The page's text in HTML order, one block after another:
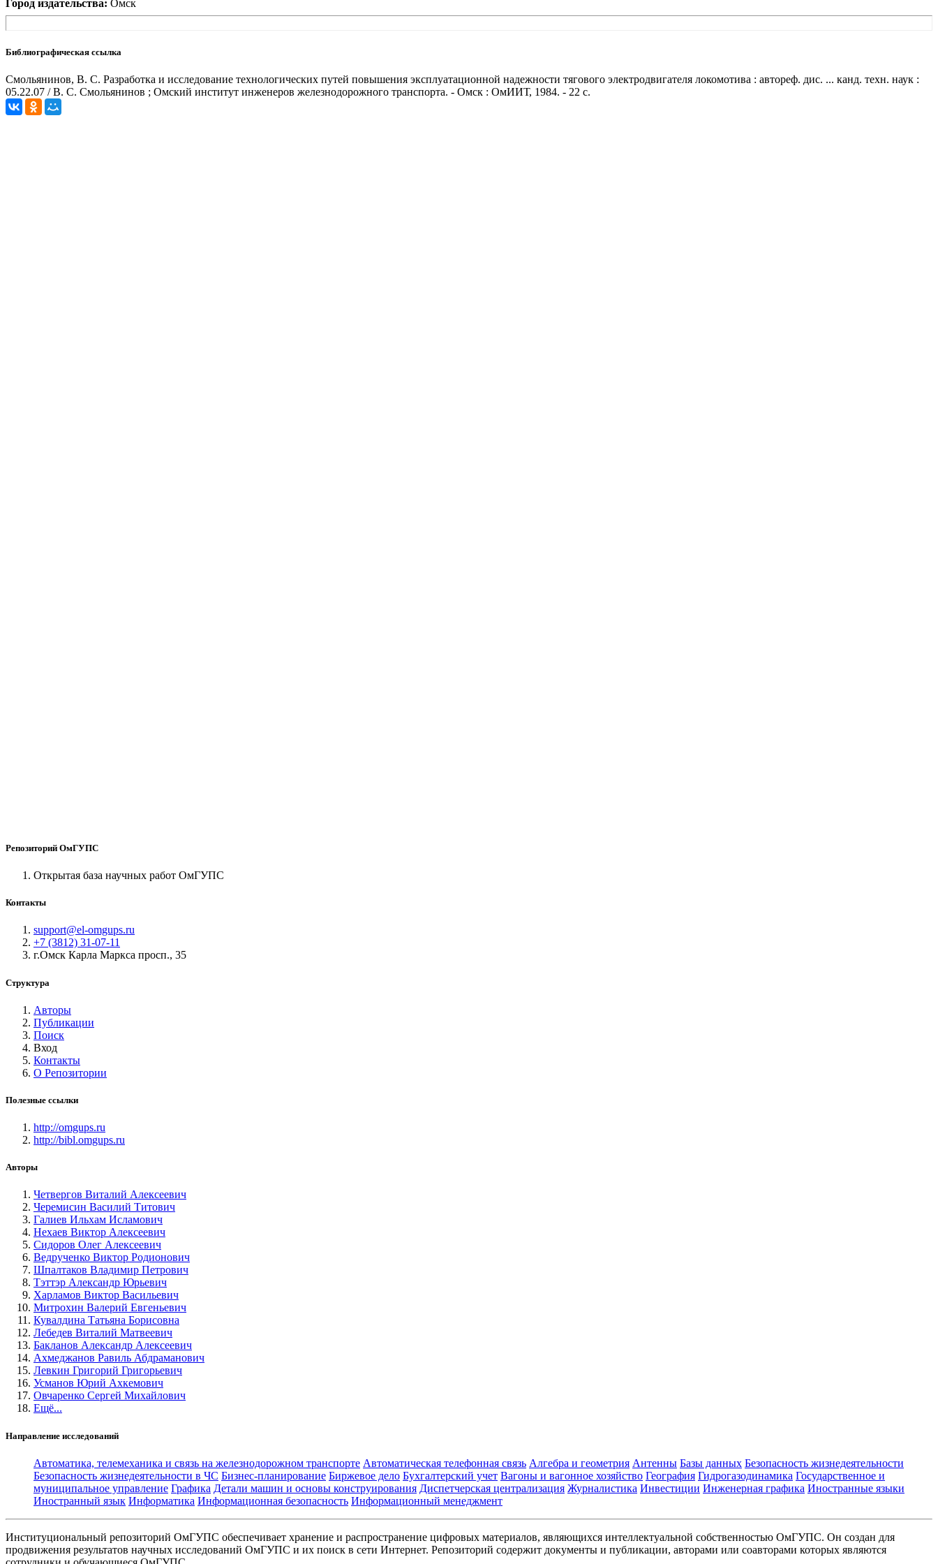
Город издательства: Омск
Библиографическая ссылка
Смольянинов, В. С. Разработка и исследование технологических путей повышения эксплуатационной надежности тягового электродвигателя локомотива : автореф. дис. ... канд. техн. наук :
05.22.07 / В. С. Смольянинов ; Омский институт инженеров железнодорожного транспорта. - Омск : ОмИИТ, 1984. - 22 с.
Репозиторий ОмГУПС
Открытая база научных работ ОмГУПС
Контакты
support@el-omgups.ru
+7 (3812) 31-07-11
г.Омск Карла Маркса просп., 35
Структура
Авторы
Публикации
Поиск
Вход
Контакты
О Репозитории
Полезные ссылки
http://omgups.ru
http://bibl.omgups.ru
Авторы
Четвергов Виталий Алексеевич
Черемисин Василий Титович
Галиев Ильхам Исламович
Нехаев Виктор Алексеевич
Сидоров Олег Алексеевич
Ведрученко Виктор Родионович
Шпалтаков Владимир Петрович
Тэттэр Александр Юрьевич
Харламов Виктор Васильевич
Митрохин Валерий Евгеньевич
Кувалдина Татьяна Борисовна
Лебедев Виталий Матвеевич
Бакланов Александр Алексеевич
Ахмеджанов Равиль Абдраманович
Левкин Григорий Григорьевич
Усманов Юрий Ахкемович
Овчаренко Сергей Михайлович
Ещё...
Направление исследований
Автоматика, телемеханика и связь на железнодорожном транспорте Автоматическая телефонная связь Алгебра и геометрия Антенны Базы данных Безопасность жизнедеятельности
Безопасность жизнедеятельности в ЧС Бизнес-планирование Биржевое дело Бухгалтерский учет Вагоны и вагонное хозяйство География Гидрогазодинамика Государственное и
муниципальное управление Графика Детали машин и основы конструирования Диспетчерская централизация Журналистика Инвестиции Инженерная графика Иностранные языки
Иностранный язык Информатика Информационная безопасность Информационный менеджмент
Институциональный репозиторий ОмГУПС обеспечивает хранение и распространение цифровых материалов, являющихся интеллектуальной собственностью ОмГУПС. Он создан для
продвижения результатов научных исследований ОмГУПС и их поиск в сети Интернет. Репозиторий содержит документы и публикации, авторами или соавторами которых являются